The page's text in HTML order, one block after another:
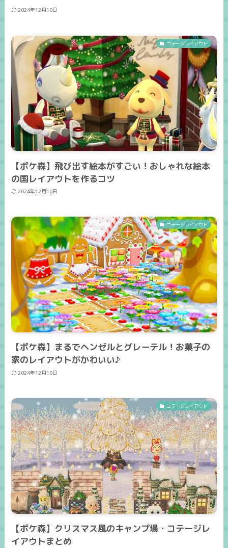
2024年12月10日
コテージレイアウト
【ポケ森】飛び出す絵本がすごい！おしゃれな絵本
の国レイアウトを作るコツ
2024年12月10日
コテージレイアウト
【ポケ森】まるでヘンゼルとグレーテル！お菓子の
家のレイアウトがかわいい♪
2024年12月10日
コテージレイアウト
【ポケ森】クリスマス風のキャンプ場・コテージレ
イアウトまとめ